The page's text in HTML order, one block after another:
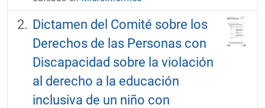
Dictamen del Comité sobre los
Derechos de las Personas con
Discapacidad sobre la violación
al derecho a la educación
inclusiva de un niño con